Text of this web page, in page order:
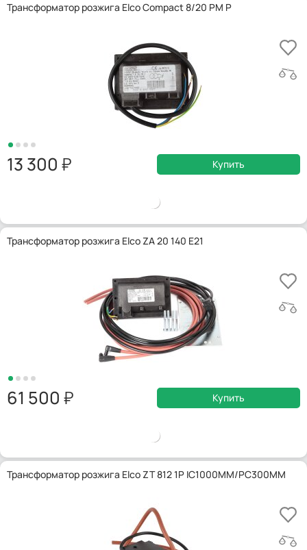
Трансформатор розжига Elco Compact 8/20 PM P
13 300 Купить
Трансформатор розжига Elco ZA 20 140 E21
61 500 Купить
Трансформатор розжига Elco ZT 812 1P IC1000MM/PC300MM